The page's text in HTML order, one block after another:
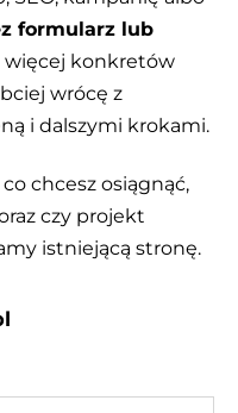
formularz lub
więcej konkretów
wrócę z
i dalszymi krokami.
chcesz osiągnąć,
czy projekt
istniejącą stronę.